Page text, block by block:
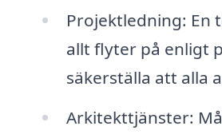
Projektledning:
allt flyter på enligt
säkerställa att alla
Arkitekttjänster: